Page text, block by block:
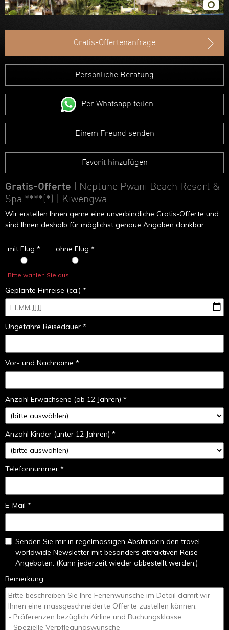
Ruanda
Äthiopien
Madagaskar
Marokko
Gratis-Offertenanfrage
Persönliche Beratung
Per Whatsapp teilen
Einem Freund senden
Favorit hinzufügen
Gratis-Offerte | Neptune Pwani Beach Resort &
Spa ****(*)
| Kiwengwa
Wir erstellen Ihnen gerne eine unverbindliche Gratis-Offerte und
sind Ihnen deshalb für möglichst genaue Angaben dankbar.
mit Flug * ohne Flug *
Bitte wählen Sie aus.
Geplante Hinreise (ca.) *
Ungefähre Reisedauer *
Vor- und Nachname *
Anzahl Erwachsene (ab 12 Jahren) *
Anzahl Kinder (unter 12 Jahren) *
Telefonnummer *
E-Mail *
Senden Sie mir in regelmässigen Abständen den travel
worldwide Newsletter mit besonders attraktiven Reise-
Angeboten. (Kann jederzeit wieder abbestellt werden.)
Bemerkung